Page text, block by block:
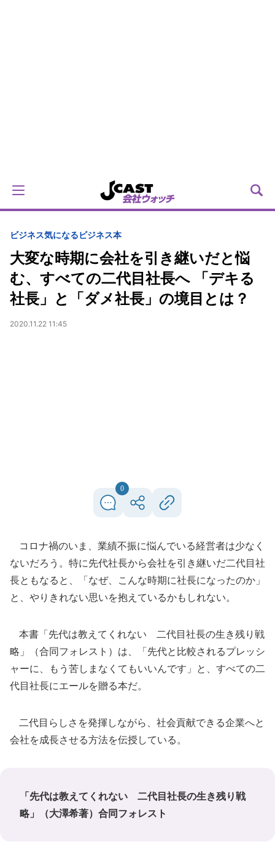
ビジネス気になるビジネス本
大変な時期に会社を引き継いだと悩
む、すべての二代目社長へ 「デキる
社長」と「ダメ社長」の境目とは？
2020.11.22 11:45
0
コロナ禍のいま、業績不振に悩んでいる経営者は少なく
ないだろう。特に先代社長から会社を引き継いだ二代目社
長ともなると、「なぜ、こんな時期に社長になったのか」
と、やりきれない思いを抱えているかもしれない。
本書「先代は教えてくれない 二代目社長の生き残り戦
略」（合同フォレスト）は、「先代と比較されるプレッシ
ャーに、もう苦しまなくてもいいんです」と、すべての二
代目社長にエールを贈る本だ。
二代目らしさを発揮しながら、社会貢献できる企業へと
会社を成長させる方法を伝授している。
「先代は教えてくれない 二代目社長の生き残り戦
略」（大澤希著）合同フォレスト